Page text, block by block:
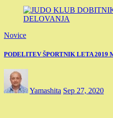
Novice
PODELITEV ŠPORTNIK LETA 2019
Yamashita Sep 27, 2020